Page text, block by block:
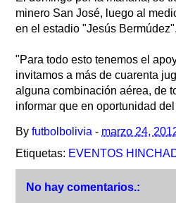
minero San José, luego al
en el estadio "Jesús Bermúdez".
"Para todo esto tenemos el
invitamos a más de cuarenta
alguna combinación aérea, de
informar que en oportunidad
By futbolbolivia - marzo 24,
Etiquetas: EVENTOS
No hay comentarios.: